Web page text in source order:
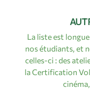
La liste est
nos étudiants, et
celles-ci : des
la Certification